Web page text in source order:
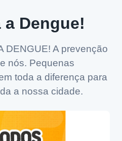
Dengue!
DENGUE! A prevenção
nós. Pequenas
toda a diferença para
a nossa cidade.